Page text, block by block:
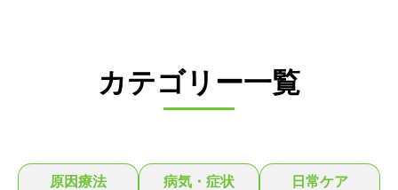
カテゴリー一覧
原因療法 病気・症状 日常ケア